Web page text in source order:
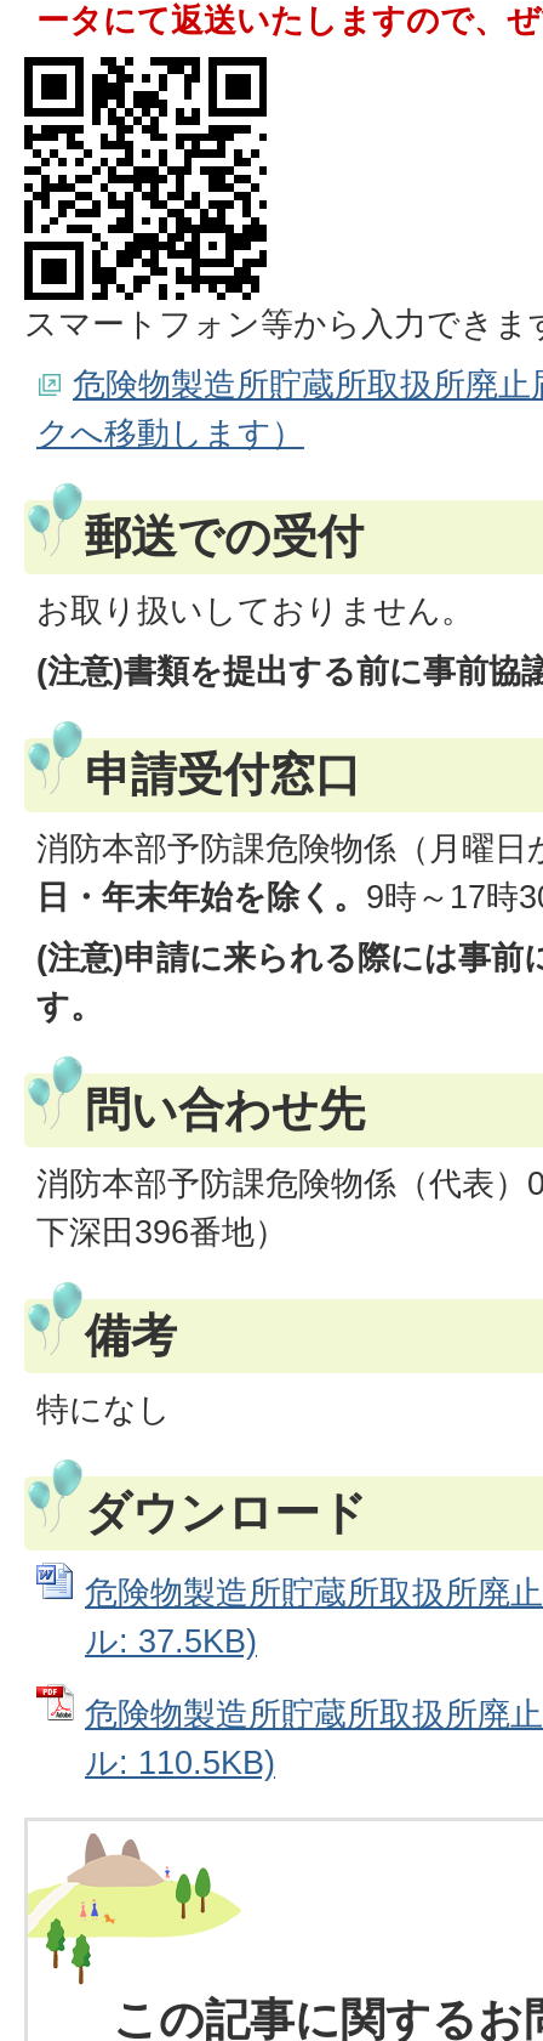
ータにて返送いたしますので、
スマートフォン等から入力できま
危険物製造所貯蔵所取扱所廃
クへ移動します）
郵送での受付
お取り扱いしておりません。
(注意)書類を提出する前に事前協
申請受付窓口
消防本部予防課危険物係（月曜日
日・年末年始を除く。 9時～17時
(注意)申請に来られる際には事前
す。
問い合わせ先
消防本部予防課危険物係（代表）
下深田396番地）
備考
特になし
ダウンロード
危険物製造所貯蔵所取扱所廃
ル: 37.5KB)
危険物製造所貯蔵所取扱所廃
ル: 110.5KB)
この記事に関するお